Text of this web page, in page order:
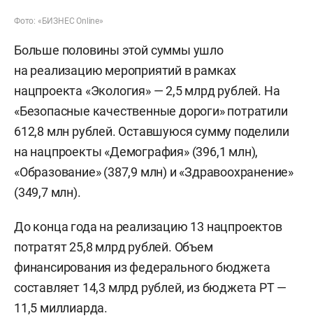
Фото: «БИЗНЕС Online»
Больше половины этой суммы ушло
на реализацию мероприятий в рамках
нацпроекта «Экология» — 2,5 млрд рублей. На
«Безопасные качественные дороги» потратили
612,8 млн рублей. Оставшуюся сумму поделили
на нацпроекты «Демография» (396,1 млн),
«Образование» (387,9 млн) и «Здравоохранение»
(349,7 млн).
До конца года на реализацию 13 нацпроектов
потратят 25,8 млрд рублей. Объем
финансирования из федерального бюджета
составляет 14,3 млрд рублей, из бюджета РТ —
11,5 миллиарда.